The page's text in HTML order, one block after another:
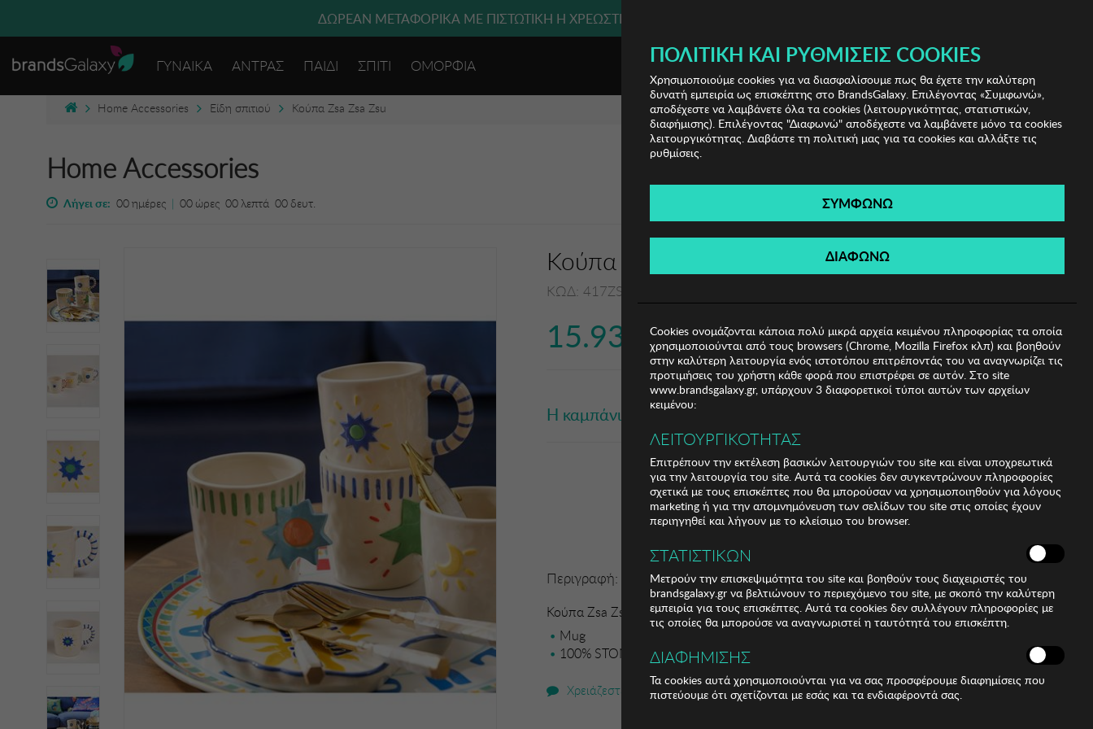
ΔΩΡΕΑΝ ΜΕΤΑΦΟΡΙΚΑ ΜΕ ΑΓΟΡΕΣ ΑΠΌ 49€ ΚΑΙ ΆΝΩ!
ΔΩΡΕΑΝ ΜΕΤΑΦΟΡΙΚΑ ΜΕ ΠΙΣΤΩΤΙΚΗ Ή ΧΡΕΩΣΤΙΚΗ ΚΑΡΤΑ, PAYPAL & IRIS!
ΓΥΝΑΙΚΑ ΑΝΤΡΑΣ ΠΑΙΔΙ ΣΠΙΤΙ ΟΜΟΡΦΙΑ (0)
Home Accessories Είδη σπιτιού Κούπα Zsa Zsa Zsu
Home Accessories
Λήγει σε: 00ημέρες | 00 ώρες 00λεπτά 00 δευτ.
Κούπα Zsa Zsa Zsu
ΚΩΔ: 417ZSU1100007
15.93€
Η καμπάνια έχει λήξει
Περιγραφή:
Κούπα Zsa Zsa Zsu
Mug
100% STONEWARE
Χρειάζεστε βοήθεια;
ΠΟΛΙΤΙΚΉ ΚΑΙ ΡΥΘΜΊΣΕΙΣ COOKIES
Χρησιμοποιούμε cookies για να διασφαλίσουμε πως θα έχετε την καλύτερη
δυνατή εμπειρία ως επισκέπτης στο BrandsGalaxy. Επιλέγοντας «Συμφωνώ»,
αποδέχεστε να λαμβάνετε όλα τα cookies (λειτουργικότητας, στατιστικών,
διαφήμισης). Επιλέγοντας "Διαφωνώ" αποδέχεστε να λαμβάνετε μόνο τα cookies
λειτουργικότητας. Διαβάστε τη πολιτική μας για τα cookies και αλλάξτε τις
ρυθμίσεις.
ΣΥΜΦΩΝΩ
ΔΙΑΦΩΝΩ
Cookies ονομάζονται κάποια πολύ μικρά αρχεία κειμένου πληροφορίας τα οποία
χρησιμοποιούνται από τους browsers (Chrome, Mozilla Firefox κλπ) και βοηθούν
στην καλύτερη λειτουργία ενός ιστοτόπου επιτρέποντάς του να αναγνωρίζει τις
προτιμήσεις του χρήστη κάθε φορά που επιστρέφει σε αυτόν. Στο site
www.brandsgalaxy.gr, υπάρχουν 3 διαφορετικοί τύποι αυτών των αρχείων
κειμένου:
ΛΕΙΤΟΥΡΓΙΚΟΤΗΤΑΣ
Επιτρέπουν την εκτέλεση βασικών λειτουργιών του site και είναι υποχρεωτικά
για την λειτουργία του site. Αυτά τα cookies δεν συγκεντρώνουν πληροφορίες
σχετικά με τους επισκέπτες που θα μπορούσαν να χρησιμοποιηθούν για λόγους
marketing ή για την απομνημόνευση των σελίδων του site στις οποίες έχουν
περιηγηθεί και λήγουν με το κλείσιμο του browser.
ΣΤΑΤΙΣΤΙΚΩΝ
Μετρούν την επισκεψιμότητα του site και βοηθούν τους διαχειριστές του
brandsgalaxy.gr να βελτιώνουν το περιεχόμενο του site, με σκοπό την καλύτερη
εμπειρία για τους επισκέπτες. Αυτά τα cookies δεν συλλέγουν πληροφορίες με
τις οποίες θα μπορούσε να αναγνωριστεί η ταυτότητά του επισκέπτη.
ΔΙΑΦΗΜΙΣΗΣ
Τα cookies αυτά χρησιμοποιούνται για να σας προσφέρουμε διαφημίσεις που
πιστεύουμε ότι σχετίζονται με εσάς και τα ενδιαφέροντά σας.